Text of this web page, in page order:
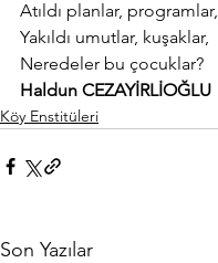
Atıldı planlar, programlar,
Yakıldı umutlar, kuşaklar,
Neredeler bu çocuklar?
Haldun CEZAYİRLİOĞLU
Köy Enstitüleri
Son Yazılar